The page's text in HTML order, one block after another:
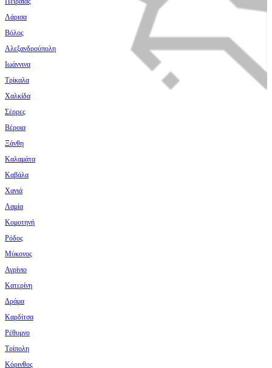
Λάρισα
Βόλος
Αλεξανδρούπολη
Ιωάννινα
Τρίκαλα
Χαλκίδα
Σέρρες
Βέροια
Ξάνθη
Καλαμάτα
Καβάλα
Χανιά
Λαμία
Κομοτηνή
Ρόδος
Μύκονος
Αγρίνιο
Κατερίνη
Δράμα
Καρδίτσα
Ρέθυμνο
Τρίπολη
Κόρινθος